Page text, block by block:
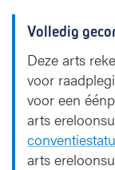
Volledig
Deze arts
voor
voor een
arts
arts